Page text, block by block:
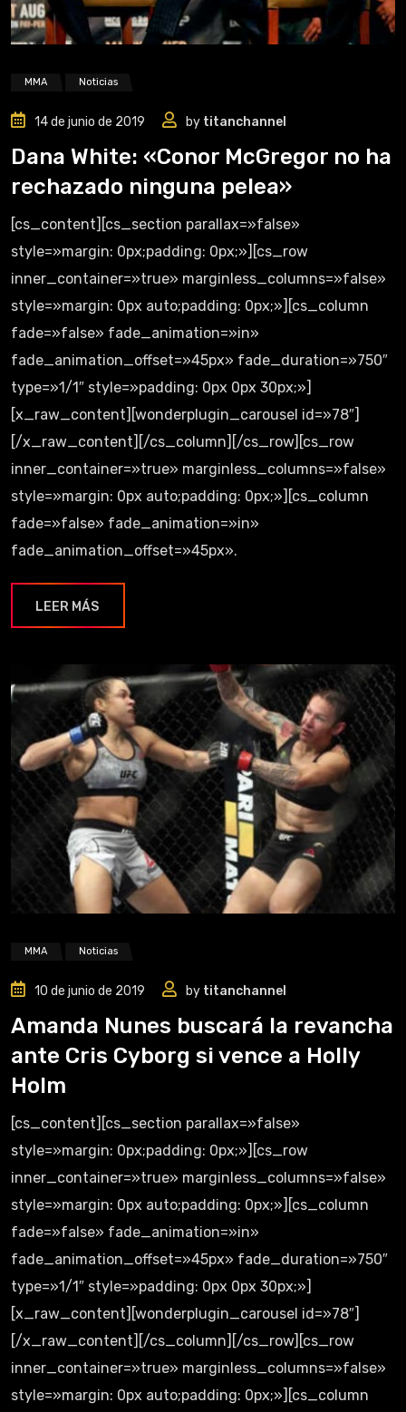
MMA Noticias
14 de junio de 2019 by titanchannel
Dana White: «Conor McGregor no ha
rechazado ninguna pelea»
[cs_content][cs_section parallax=»false»
style=»margin: 0px;padding: 0px;»][cs_row
inner_container=»true» marginless_columns=»false»
style=»margin: 0px auto;padding: 0px;»][cs_column
fade=»false» fade_animation=»in»
fade_animation_offset=»45px» fade_duration=»750″
type=»1/1″ style=»padding: 0px 0px 30px;»]
[x_raw_content][wonderplugin_carousel id=»78″]
[/x_raw_content][/cs_column][/cs_row][cs_row
inner_container=»true» marginless_columns=»false»
style=»margin: 0px auto;padding: 0px;»][cs_column
fade=»false» fade_animation=»in»
fade_animation_offset=»45px».
LEER MÁS
MMA Noticias
10 de junio de 2019 by titanchannel
Amanda Nunes buscará la revancha
ante Cris Cyborg si vence a Holly
Holm
[cs_content][cs_section parallax=»false»
style=»margin: 0px;padding: 0px;»][cs_row
inner_container=»true» marginless_columns=»false»
style=»margin: 0px auto;padding: 0px;»][cs_column
fade=»false» fade_animation=»in»
fade_animation_offset=»45px» fade_duration=»750″
type=»1/1″ style=»padding: 0px 0px 30px;»]
[x_raw_content][wonderplugin_carousel id=»78″]
[/x_raw_content][/cs_column][/cs_row][cs_row
inner_container=»true» marginless_columns=»false»
style=»margin: 0px auto;padding: 0px;»][cs_column